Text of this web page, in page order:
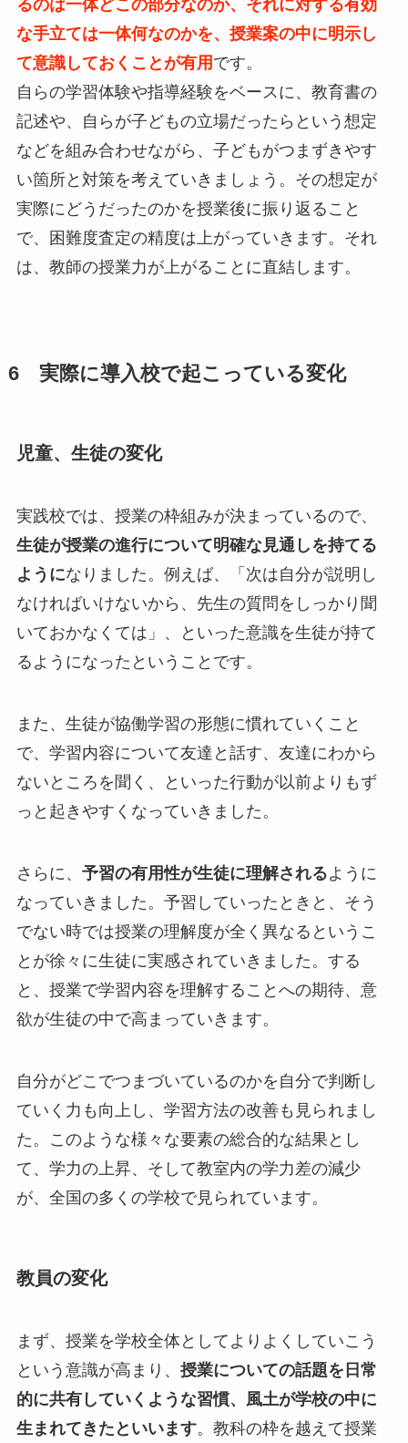
るのは一体どこの部分なのか、それに対する有効
な手立ては一体何なのかを、授業案の中に明示し
て意識しておくことが有用 です。
自らの学習体験や指導経験をベースに、教育書の
記述や、自らが子どもの立場だったらという想定
などを組み合わせながら、子どもがつまずきやす
い箇所と対策を考えていきましょう。その想定が
実際にどうだったのかを授業後に振り返ること
で、困難度査定の精度は上がっていきます。それ
は、教師の授業力が上がることに直結します。
6 実際に導入校で起こっている変化
児童、生徒の変化
実践校では、授業の枠組みが決まっているので、
生徒が授業の進行について明確な見通しを持てる
ようになりました。例えば、「次は自分が説明し
なければいけないから、先生の質問をしっかり聞
いておかなくては」、といった意識を生徒が持て
るようになったということです。
また、生徒が協働学習の形態に慣れていくこと
で、学習内容について友達と話す、友達にわから
ないところを聞く、といった行動が以前よりもず
っと起きやすくなっていきました。
さらに、 予習の有用性が生徒に理解されるように
なっていきました。予習していったときと、そう
でない時では授業の理解度が全く異なるというこ
とが徐々に生徒に実感されていきました。する
と、授業で学習内容を理解することへの期待、意
欲が生徒の中で高まっていきます。
自分がどこでつまづいているのかを自分で判断し
ていく力も向上し、学習方法の改善も見られまし
た。このような様々な要素の総合的な結果とし
て、学力の上昇、そして教室内の学力差の減少
が、全国の多くの学校で見られています。
教員の変化
まず、授業を学校全体としてよりよくしていこう
という意識が高まり、 授業についての話題を日常
的に共有していくような習慣、風土が学校の中に
生まれてきたといいます。教科の枠を越えて授業